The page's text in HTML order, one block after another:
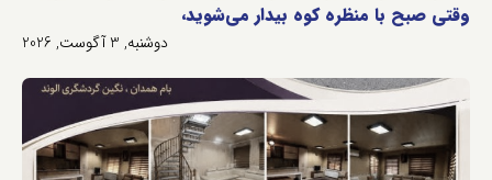
وقتی صبح با منظره کوه بیدار می‌شوید،
دوشنبه, 3 آگوست, 2026